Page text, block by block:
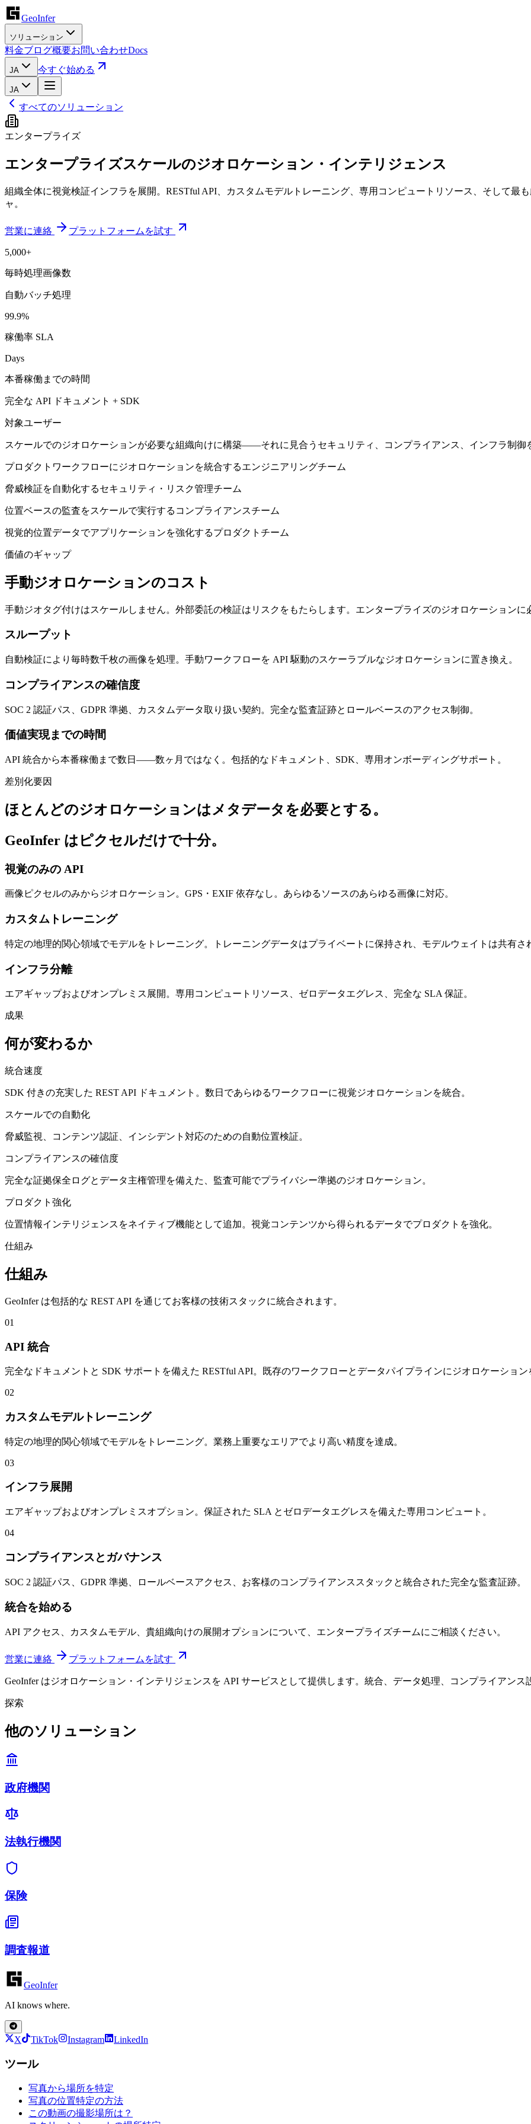
GeoInfer
ソリューション
料金ブログ概要お問い合わせDocs
JA 今すぐ始める
JA
すべてのソリューション
エンタープライズ
エンタープライズスケールのジオロケーション・インテリジェンス
組織全体に視覚検証インフラを展開。RESTful API、カスタムモデルトレーニング、専用コンピュートリソース、そして最
ャ。
営業に連絡 プラットフォームを試す
5,000+
毎時処理画像数
自動バッチ処理
99.9%
稼働率 SLA
Days
本番稼働までの時間
完全な API ドキュメント + SDK
対象ユーザー
スケールでのジオロケーションが必要な組織向けに構築——それに見合うセキュリティ、コンプライアンス、インフラ制御
プロダクトワークフローにジオロケーションを統合するエンジニアリングチーム
脅威検証を自動化するセキュリティ・リスク管理チーム
位置ベースの監査をスケールで実行するコンプライアンスチーム
視覚的位置データでアプリケーションを強化するプロダクトチーム
価値のギャップ
手動ジオロケーションのコスト
手動ジオタグ付けはスケールしません。外部委託の検証はリスクをもたらします。エンタープライズのジオロケーションに
スループット
自動検証により毎時数千枚の画像を処理。手動ワークフローを API 駆動のスケーラブルなジオロケーションに置き換え。
コンプライアンスの確信度
SOC 2 認証パス、GDPR 準拠、カスタムデータ取り扱い契約。完全な監査証跡とロールベースのアクセス制御。
価値実現までの時間
API 統合から本番稼働まで数日——数ヶ月ではなく。包括的なドキュメント、SDK、専用オンボーディングサポート。
差別化要因
ほとんどのジオロケーションはメタデータを必要とする。
GeoInfer はピクセルだけで十分。
視覚のみの API
画像ピクセルのみからジオロケーション。GPS・EXIF 依存なし。あらゆるソースのあらゆる画像に対応。
カスタムトレーニング
特定の地理的関心領域でモデルをトレーニング。トレーニングデータはプライベートに保持され、モデルウェイトは共有さ
インフラ分離
エアギャップおよびオンプレミス展開。専用コンピュートリソース、ゼロデータエグレス、完全な SLA 保証。
成果
何が変わるか
統合速度
SDK 付きの充実した REST API ドキュメント。数日であらゆるワークフローに視覚ジオロケーションを統合。
スケールでの自動化
脅威監視、コンテンツ認証、インシデント対応のための自動位置検証。
コンプライアンスの確信度
完全な証拠保全ログとデータ主権管理を備えた、監査可能でプライバシー準拠のジオロケーション。
プロダクト強化
位置情報インテリジェンスをネイティブ機能として追加。視覚コンテンツから得られるデータでプロダクトを強化。
仕組み
仕組み
GeoInfer は包括的な REST API を通じてお客様の技術スタックに統合されます。
01
API 統合
完全なドキュメントと SDK サポートを備えた RESTful API。既存のワークフローとデータパイプラインにジオロケーション
02
カスタムモデルトレーニング
特定の地理的関心領域でモデルをトレーニング。業務上重要なエリアでより高い精度を達成。
03
インフラ展開
エアギャップおよびオンプレミスオプション。保証された SLA とゼロデータエグレスを備えた専用コンピュート。
04
コンプライアンスとガバナンス
SOC 2 認証パス、GDPR 準拠、ロールベースアクセス、お客様のコンプライアンススタックと統合された完全な監査証跡。
統合を始める
API アクセス、カスタムモデル、貴組織向けの展開オプションについて、エンタープライズチームにご相談ください。
営業に連絡 プラットフォームを試す
GeoInfer はジオロケーション・インテリジェンスを API サービスとして提供します。統合、データ処理、コンプライアンス
探索
他のソリューション
政府機関
法執行機関
保険
調査報道
GeoInfer
AI knows where.
X TikTok Instagram LinkedIn
ツール
写真から場所を特定
写真の位置特定の方法
この動画の撮影場所は？